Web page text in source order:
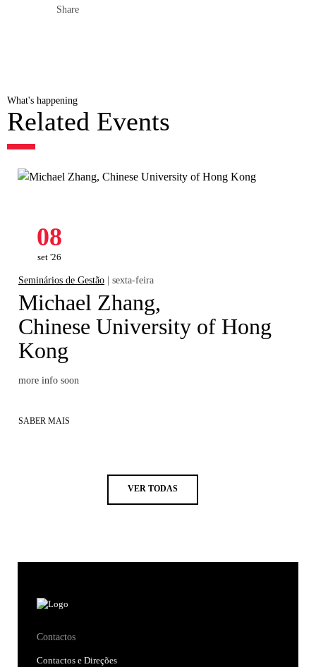
Share
What's happening
Related Events
08
set '26
Seminários de Gestão | sexta-feira
Michael Zhang,
Chinese University of Hong
Kong
more info soon
SABER MAIS
VER TODAS
Contactos
Contactos e Direções